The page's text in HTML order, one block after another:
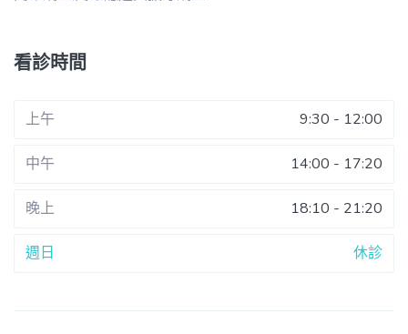
看診時間
上午 9:30 - 12:00
中午 14:00 - 17:20
晚上 18:10 - 21:20
週日 休診